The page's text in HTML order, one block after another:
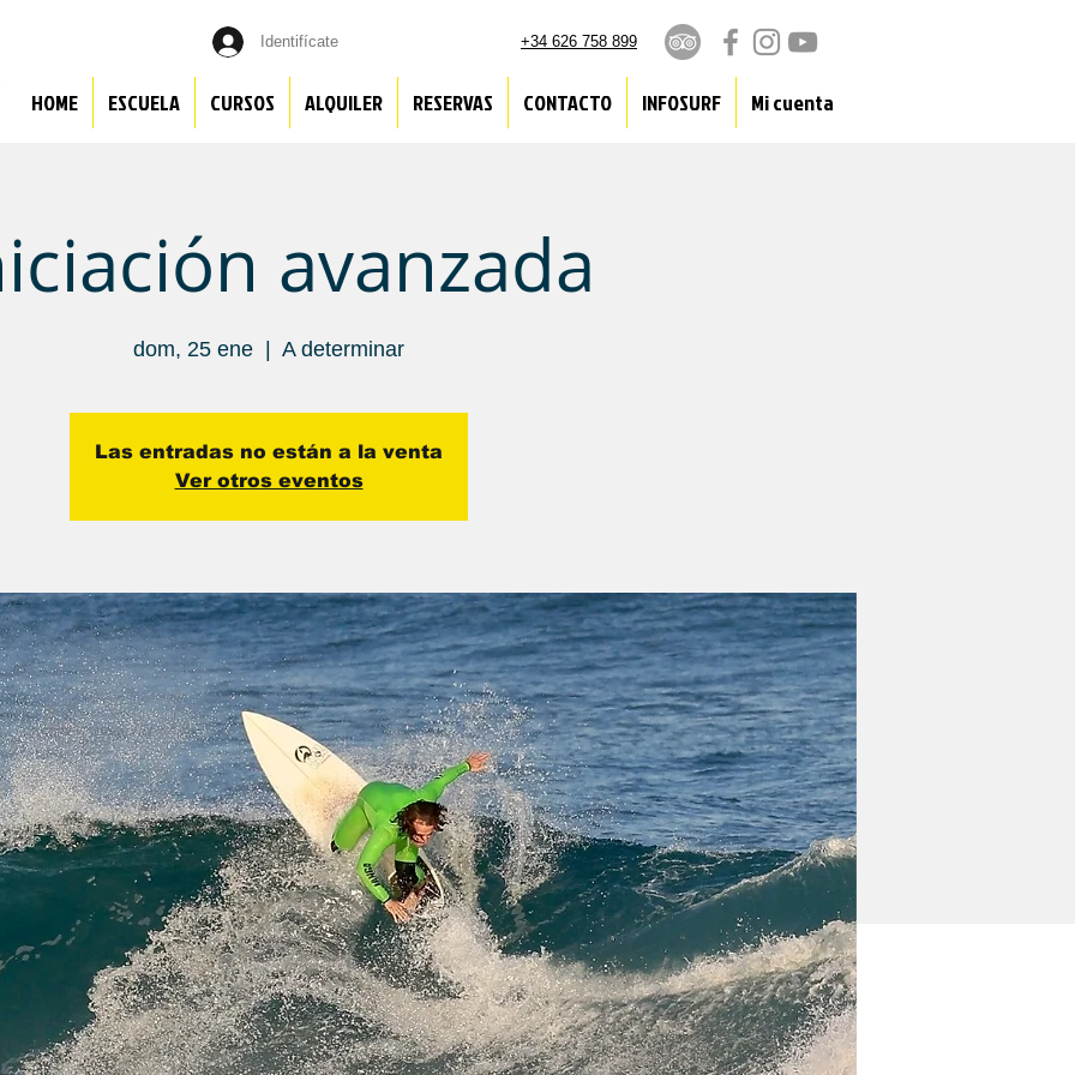
Identifícate +34 626 758 899
HOME ESCUELA CURSOS ALQUILER RESERVAS CONTACTO INFOSURF Mi cuenta
avanzada
dom, 25 ene A determinar
Las entradas no están a la venta
Ver otros eventos